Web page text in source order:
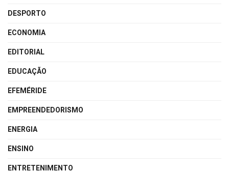
DESPORTO
ECONOMIA
EDITORIAL
EDUCAÇÃO
EFEMÉRIDE
EMPREENDEDORISMO
ENERGIA
ENSINO
ENTRETENIMENTO